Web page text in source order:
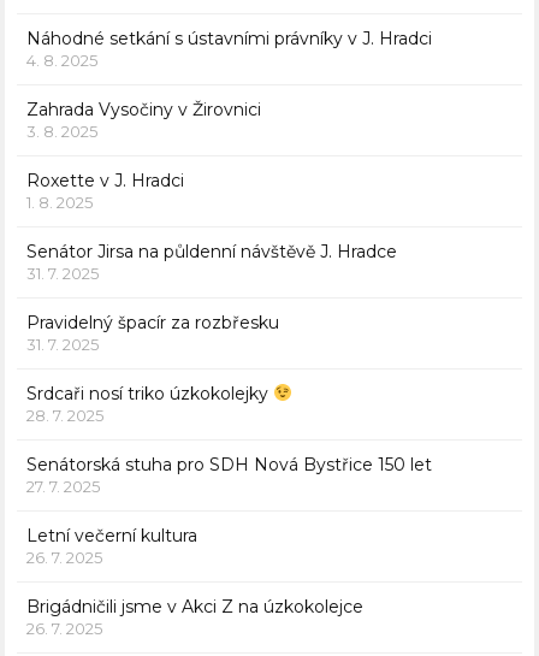
Náhodné setkání s ústavními právníky v J. Hradci
4. 8. 2025
Zahrada Vysočiny v Žirovnici
3. 8. 2025
Roxette v J. Hradci
1. 8. 2025
Senátor Jirsa na půldenní návštěvě J. Hradce
31. 7. 2025
Pravidelný špacír za rozbřesku
31. 7. 2025
Srdcaři nosí triko úzkokolejky
28. 7. 2025
Senátorská stuha pro SDH Nová Bystřice 150 let
27. 7. 2025
Letní večerní kultura
26. 7. 2025
Brigádničili jsme v Akci Z na úzkokolejce
26. 7. 2025